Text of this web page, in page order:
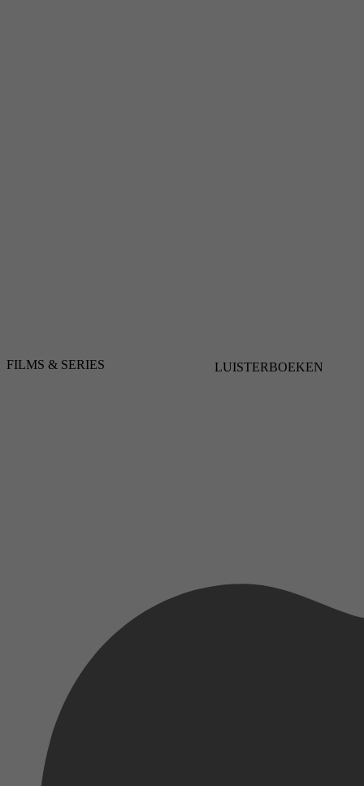
FILMS & SERIES LUISTERBOEKEN